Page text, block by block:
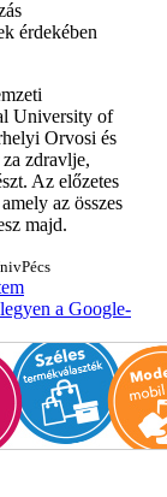
érdekében
University of
Orvosi és
zdravlje,
Az előzetes
az összes
majd.
a Google-